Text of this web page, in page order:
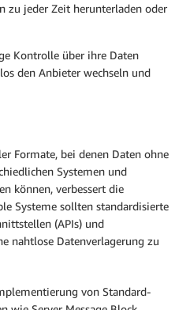
zu jeder Zeit herunterladen oder
Kontrolle über ihre Daten
den Anbieter wechseln und
Formate, bei denen Daten ohne
Systemen und
können, verbessert die
Systeme sollten standardisierte
(APIs) und
nahtlose Datenverlagerung zu
von Standard-